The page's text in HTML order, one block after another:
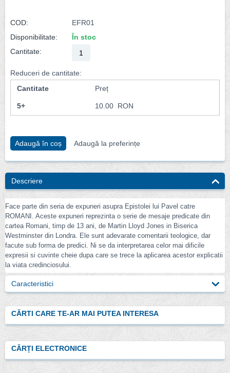
COD:
EFR01
Disponibilitate:
În stoc
Cantitate:
Reduceri de cantitate:
Cantitate
Preț
5+ 10.00 RON
Adaugă în coș Adaugă la preferințe
Descriere
Face parte din seria de expuneri asupra Epistolei lui Pavel catre
ROMANI. Aceste expuneri reprezinta o serie de mesaje predicate din
cartea Romani, timp de 13 ani, de Martin Lloyd Jones in Biserica
Westminster din Londra. Ele sunt adevarate comentarii teologice, dar
facute sub forma de predici. Ni se da interpretarea celor mai dificile
expresii si cuvinte cheie dupa care se trece la aplicarea acestor explicatii
la viata credinciosului.
Caracteristici
CĂRTI CARE TE-AR MAI PUTEA INTERESA
CĂRȚI ELECTRONICE